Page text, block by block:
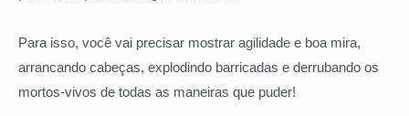
Para isso, você vai precisar mostrar agilidade e boa mira,
arrancando cabeças, explodindo barricadas e derrubando os
mortos-vivos de todas as maneiras que puder!